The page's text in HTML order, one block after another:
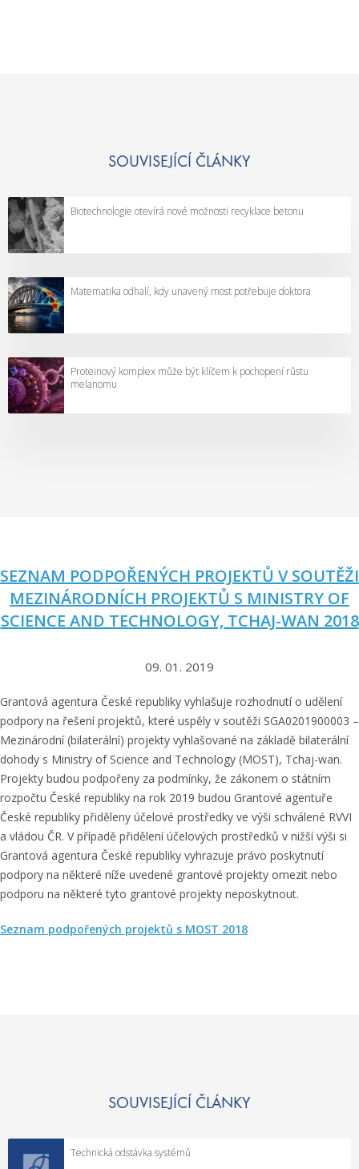
SOUVISEJÍCÍ ČLÁNKY
Biotechnologie otevírá nové možnosti recyklace betonu
Matematika odhalí, kdy unavený most potřebuje doktora
Proteinový komplex může být klíčem k pochopení růstu
melanomu
SEZNAM PODPOŘENÝCH PROJEKTŮ V SOUTĚŽI
MEZINÁRODNÍCH PROJEKTŮ S MINISTRY OF
SCIENCE AND TECHNOLOGY, TCHAJ-WAN 2018
09. 01. 2019
Grantová agentura České republiky vyhlašuje rozhodnutí o udělení
podpory na řešení projektů, které uspěly v soutěži SGA0201900003 –
Mezinárodní (bilaterální) projekty vyhlašované na základě bilaterální
dohody s Ministry of Science and Technology (MOST), Tchaj-wan.
Projekty budou podpořeny za podmínky, že zákonem o státním
rozpočtu České republiky na rok 2019 budou Grantové agentuře
České republiky přiděleny účelové prostředky ve výši schválené RVVI
a vládou ČR. V případě přidělení účelových prostředků v nižší výši si
Grantová agentura České republiky vyhrazuje právo poskytnutí
podpory na některé níže uvedené grantové projekty omezit nebo
podporu na některé tyto grantové projekty neposkytnout.
Seznam podpořených projektů s MOST 2018
SOUVISEJÍCÍ ČLÁNKY
Technická odstávka systémů